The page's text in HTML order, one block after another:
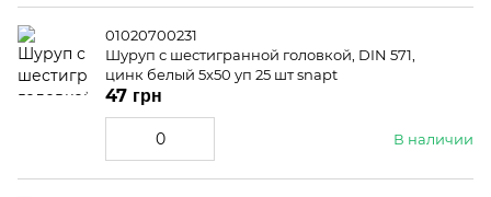
01020700231
Шуруп с шестигранной головкой, DIN 571,
цинк белый 5x50 уп 25 шт snapt
В наличии
47 грн